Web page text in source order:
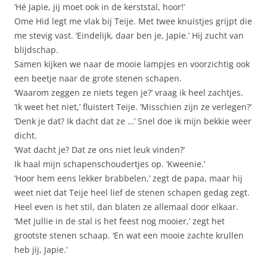
‘Hé Japie, jij moet ook in de kerststal, hoor!’
Ome Hid legt me vlak bij Teije. Met twee knuistjes grijpt die
me stevig vast. ‘Eindelijk, daar ben je, Japie.’ Hij zucht van
blijdschap.
Samen kijken we naar de mooie lampjes en voorzichtig ook
een beetje naar de grote stenen schapen.
‘Waarom zeggen ze niets tegen je?’ vraag ik heel zachtjes.
‘Ik weet het niet,’ fluistert Teije. ‘Misschien zijn ze verlegen?’
‘Denk je dat? Ik dacht dat ze …’ Snel doe ik mijn bekkie weer
dicht.
‘Wat dacht je? Dat ze ons niet leuk vinden?’
Ik haal mijn schapenschoudertjes op. ‘Kweenie.’
‘Hoor hem eens lekker brabbelen,’ zegt de papa, maar hij
weet niet dat Teije heel lief de stenen schapen gedag zegt.
Heel even is het stil, dan blaten ze allemaal door elkaar.
‘Met jullie in de stal is het feest nog mooier,’ zegt het
grootste stenen schaap. ‘En wat een mooie zachte krullen
heb jij, Japie.’